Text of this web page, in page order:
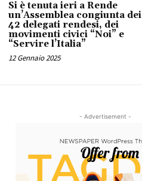
Si è tenuta ieri a Rende
un’Assemblea congiunta dei
42 delegati rendesi, dei
movimenti civici “Noi” e
“Servire l’Italia”
12 Gennaio 2025
- Advertisement -